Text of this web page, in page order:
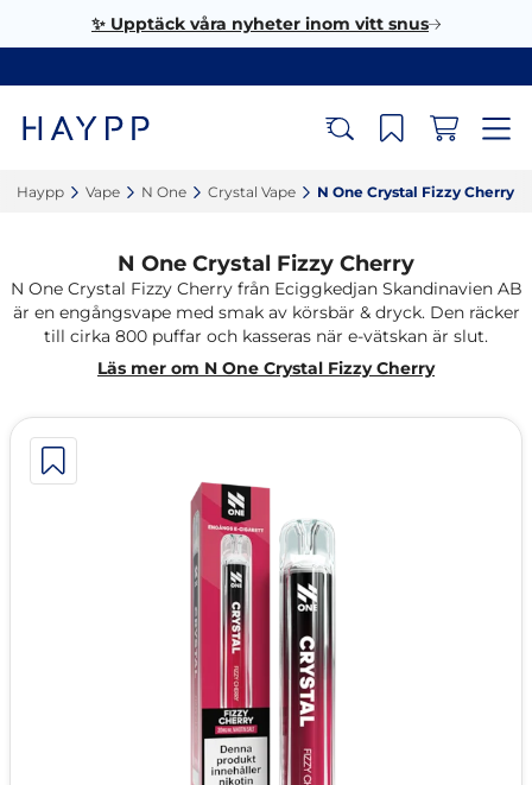
✨ Upptäck våra nyheter inom vitt snus
Haypp‎ Vape‎ N One‎ Crystal Vape‎ N One Crystal Fizzy Cherry‎
N One Crystal Fizzy Cherry
N One Crystal Fizzy Cherry från Eciggkedjan Skandinavien AB
är en engångsvape med smak av körsbär & dryck. Den räcker
till cirka 800 puffar och kasseras när e-vätskan är slut.
Läs mer om N One Crystal Fizzy Cherry